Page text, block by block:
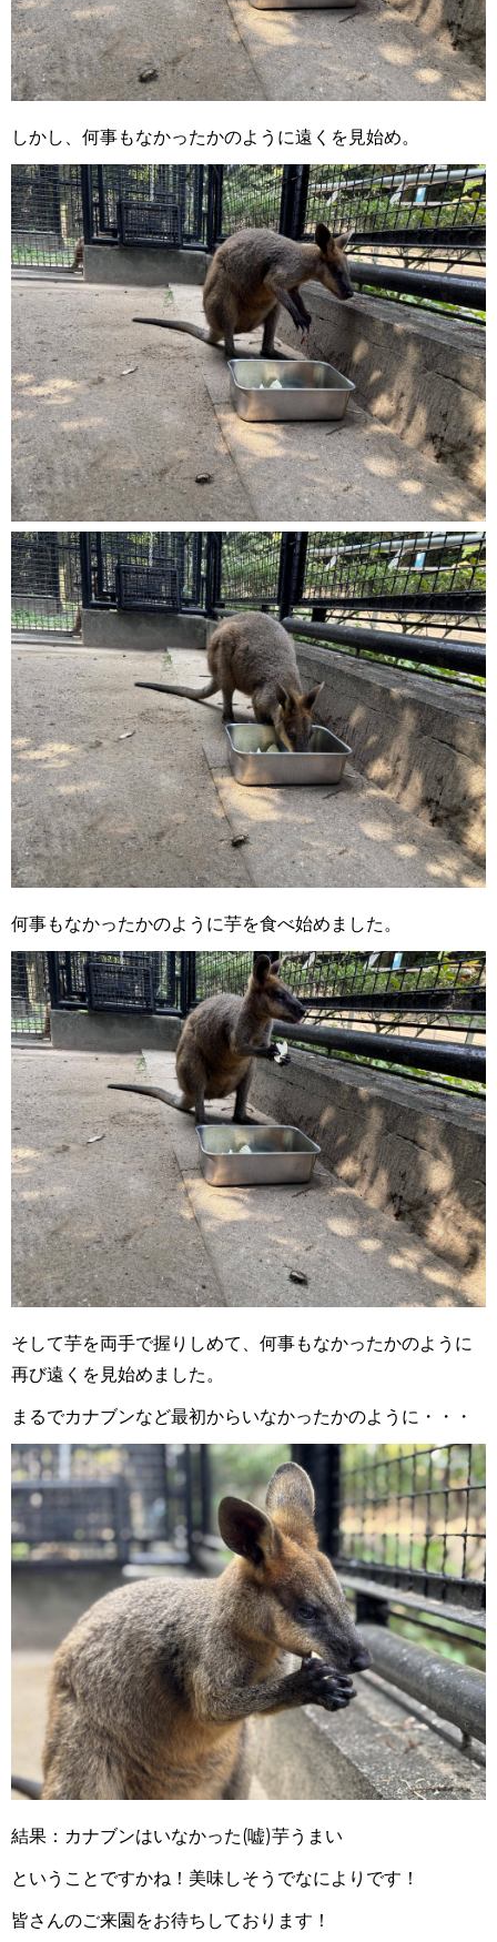
しかし、何事もなかったかのように遠くを見始め。
何事もなかったかのように芋を食べ始めました。
そして芋を両手で握りしめて、何事もなかったかのように
再び遠くを見始めました。
まるでカナブンなど最初からいなかったかのように・・・
結果：カナブンはいなかった(嘘)芋うまい
ということですかね！美味しそうでなによりです！
皆さんのご来園をお待ちしております！